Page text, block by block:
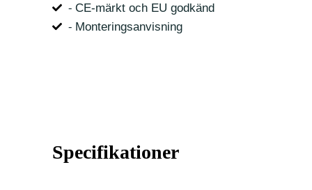
⁃ CE-märkt och EU godkänd
⁃ Monteringsanvisning
Specifikationer